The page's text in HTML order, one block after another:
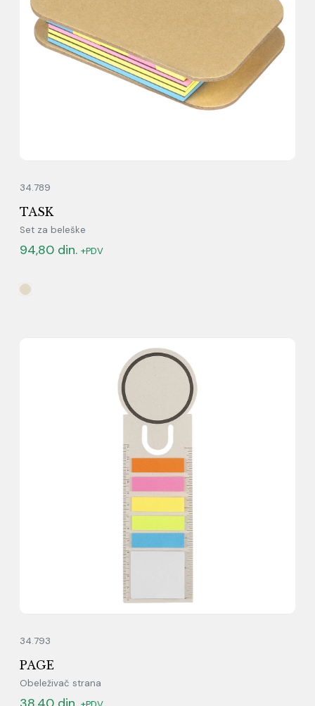
34.789
TASK
Set za beleške
94,80 din. +PDV
34.793
PAGE
Obeleživač strana